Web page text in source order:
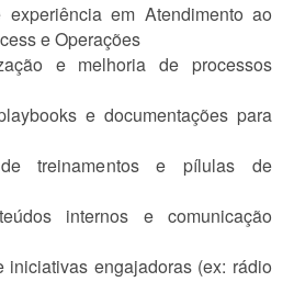
em Atendimento ao
e Operações
e melhoria de processos
e documentações para
treinamentos e pílulas de
internos e comunicação
engajadoras (ex: rádio